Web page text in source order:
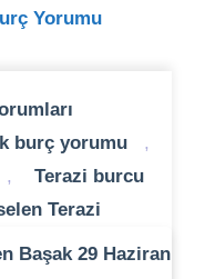
Yorumu
burç yorumu
,
,
Terazi burcu
Terazi
Başak 29 Haziran